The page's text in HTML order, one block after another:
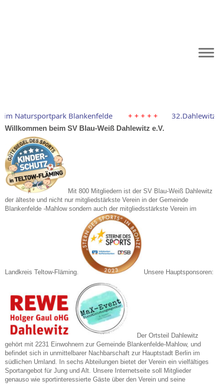
Natursportpark Blankenfelde + + + + +
Willkommen beim SV Blau-Weiß Dahlewitz e.V.
Mit 800 Mitgliedern ist der SV Blau-Weiß Dahlewitz
der älteste und nicht nur mitgliedstärkste Verein in der Gemeinde
Blankenfelde -Mahlow sondern auch der mitgliedsstärkste Verein im
Landkreis Teltow-Fläming. Unsere Hauptsponsoren:
Der Ortsteil Dahlewitz
gehört mit 2231 Einwohnern zur Gemeinde Blankenfelde-Mahlow, und
befindet sich in unmittelbarer Nachbarschaft zur Hauptstadt Berlin im
südlichen Umland. In sechs Abteilungen bietet der Verein ein vielfältiges
Sportangebot für Jung und Alt. Unsere Internetseite soll Mitglieder
genauso wie sportinteressierte Gäste über den Verein und seine